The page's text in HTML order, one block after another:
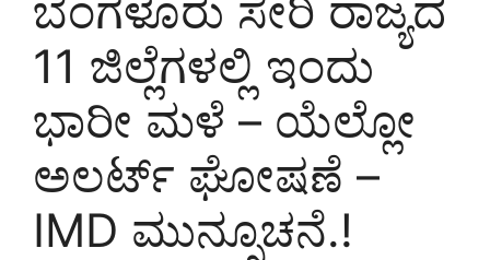
ಬೆಂಗಳೂರು ಸೇರಿ ರಾಜ್ಯದ
11 ಜಿಲ್ಲೆಗಳಲ್ಲಿ ಇಂದು
ಭಾರೀ ಮಳೆ – ಯೆಲ್ಲೋ
ಅಲರ್ಟ್ ಘೋಷಣೆ –
IMD ಮುನ್ಸೂಚನೆ.!